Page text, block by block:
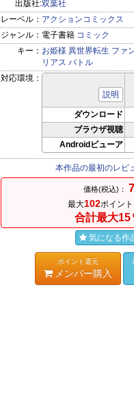
出版社:双葉社
レーベル： アクションコミックス
ジャンル： 電子書籍 コミック
キー： お姫様 異世界転生 ファ
リアス バトル
対応環境：
説明
ダウンロード
ブラウザ視聴
Androidビューア
本作品の最初のレビ
価格(税込)：
最大102ポイン
合計最大15
気になる作
ポイント還元
メンバー購入